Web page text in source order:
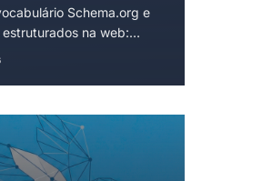
de um
Schema.org e
na web:
arranjo de governança
Institucional dos
da transição para busca